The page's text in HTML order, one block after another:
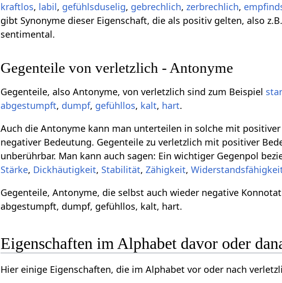
kraftlos, labil, gefühlsduselig, gebrechlich,zerbrechlich,
gibt Synonyme dieser Eigenschaft, die als positiv gelten, also
sentimental.
Gegenteile von verletzlich - Antonyme
Gegenteile, also Antonyme, von verletzlich sind zum Beispiel
abgestumpft, dumpf, gefühllos, kalt, hart.
Auch die Antonyme kann man unterteilen in solche mit
negativer Bedeutung. Gegenteile zu verletzlich mit positiver
unberührbar. Man kann auch sagen: Ein wichtiger Gegenpol
Stärke, Dickhäutigkeit, Stabilität,Zähigkeit,
Gegenteile, Antonyme, die selbst auch wieder negative
abgestumpft, dumpf, gefühllos, kalt, hart.
Eigenschaften im Alphabet davor oder
Hier einige Eigenschaften, die im Alphabet vor oder nach